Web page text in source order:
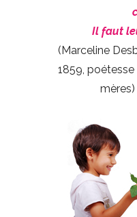
Il faut
(Marceline
1859,
mères)